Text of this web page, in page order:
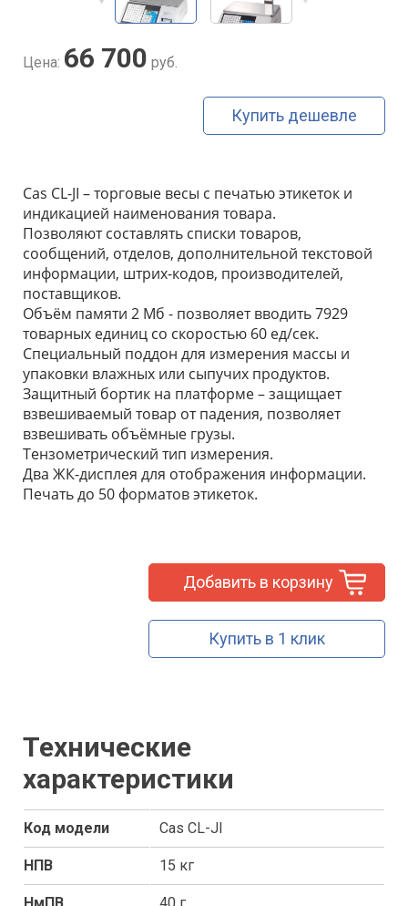
Купить дешевле
Цена: 66 700 руб.
Cas CL-JI – торговые весы с печатью этикеток и
индикацией наименования товара.
Позволяют составлять списки товаров,
сообщений, отделов, дополнительной текстовой
информации, штрих-кодов, производителей,
поставщиков.
Объём памяти 2 Мб - позволяет вводить 7929
товарных единиц со скоростью 60 ед/сек.
Специальный поддон для измерения массы и
упаковки влажных или сыпучих продуктов.
Защитный бортик на платформе – защищает
взвешиваемый товар от падения, позволяет
взвешивать объёмные грузы.
Тензометрический тип измерения.
Два ЖК-дисплея для отображения информации.
Печать до 50 форматов этикеток.
Добавить в корзину
Купить в 1 клик
Технические
характеристики
Код модели Cas CL-JI
НПВ 15 кг